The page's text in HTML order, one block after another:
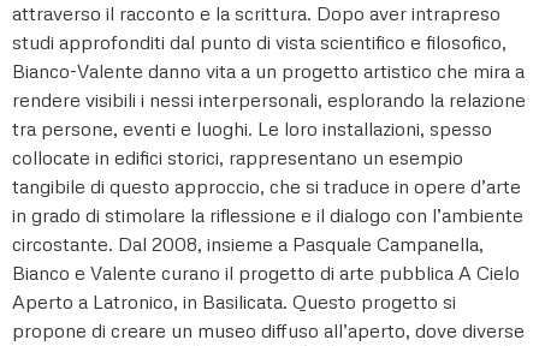
attraverso il racconto e la scrittura. Dopo aver intrapreso
studi approfonditi dal punto di vista scientifico e filosofico,
Bianco-Valente danno vita a un progetto artistico che mira a
rendere visibili i nessi interpersonali, esplorando la relazione
tra persone, eventi e luoghi. Le loro installazioni, spesso
collocate in edifici storici, rappresentano un esempio
tangibile di questo approccio, che si traduce in opere d’arte
in grado di stimolare la riflessione e il dialogo con l’ambiente
circostante. Dal 2008, insieme a Pasquale Campanella,
Bianco e Valente curano il progetto di arte pubblica A Cielo
Aperto a Latronico, in Basilicata. Questo progetto si
propone di creare un museo diffuso all’aperto, dove diverse